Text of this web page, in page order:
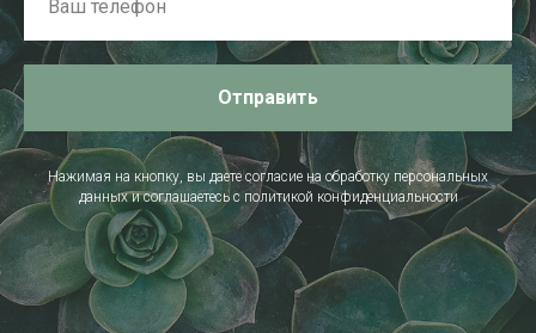
Отправить
Нажимая на кнопку, вы даете согласие на обработку персональных
данных и соглашаетесь c политикой конфиденциальности